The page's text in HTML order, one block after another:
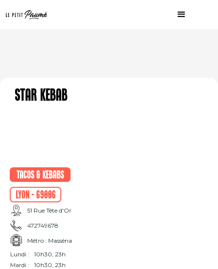
Star Kebab
Tacos & Kebabs
Lyon - 69006
51 Rue Tête d'Or
472749678
Métro : Masséna
Lundi :
10h30, 23h
Mardi :
10h30, 23h